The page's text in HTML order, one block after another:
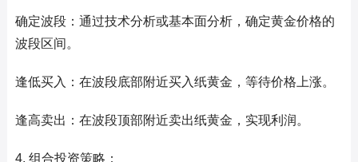
确定波段：通过技术分析或基本面分析，确定黄金价格的
波段区间。
逢低买入：在波段底部附近买入纸黄金，等待价格上涨。
逢高卖出：在波段顶部附近卖出纸黄金，实现利润。
4. 组合投资策略：